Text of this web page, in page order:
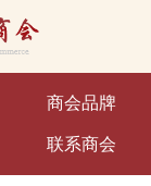
商会品牌
联系商会